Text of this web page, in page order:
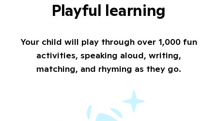
Playful learning
Your child will play through over 1,000 fun
activities, speaking aloud, writing,
matching, and rhyming as they go.